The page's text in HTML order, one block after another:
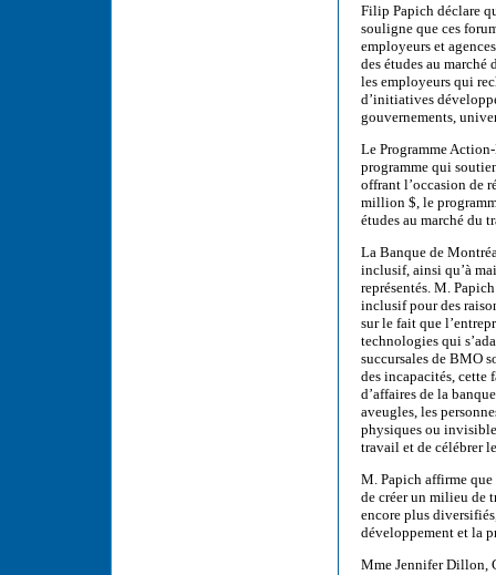
Filip Papich déclare
souligne que ces
employeurs et
des études au
les employeurs qui
d’initiatives
gouvernements,
Le Programme
programme qui
offrant l’occasion de
million $, le
études au marché du
La Banque de
inclusif, ainsi qu’à
représentés. M.
inclusif pour des
sur le fait que
technologies qui
succursales de BMO
des incapacités, cette
d’affaires de la
aveugles, les
physiques ou
travail et de célébrer
M. Papich affirme
de créer un milieu de
encore plus
développement et la
Mme Jennifer Dillon,